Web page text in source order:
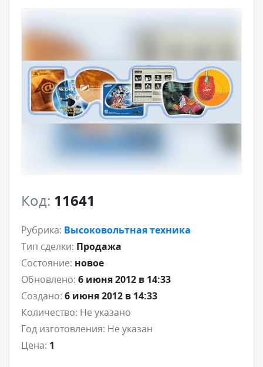
Код: 11641
Рубрика: Высоковольтная техника
Тип сделки: Продажа
Состояние: новое
Обновлено: 6 июня 2012 в 14:33
Создано: 6 июня 2012 в 14:33
Количество: Не указано
Год изготовления: Не указан
Цена: 1